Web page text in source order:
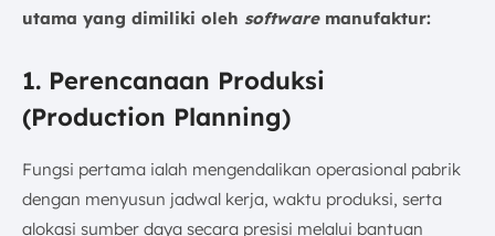
utama yang dimiliki oleh software manufaktur:
1. Perencanaan Produksi
(Production Planning)
Fungsi pertama ialah mengendalikan operasional pabrik
dengan menyusun jadwal kerja, waktu produksi, serta
alokasi sumber daya secara presisi melalui bantuan